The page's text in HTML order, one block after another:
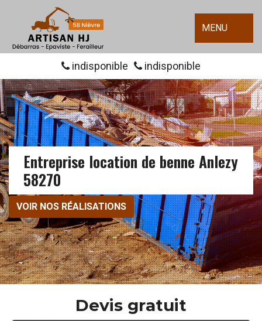
MENU
indisponible indisponible
Entreprise location de benne Anlezy
58270
VOIR NOS RÉALISATIONS
Devis gratuit